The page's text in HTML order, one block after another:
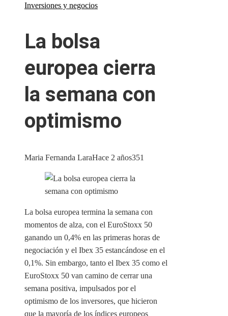
Inversiones y negocios
La bolsa
europea cierra
la semana con
optimismo
Maria Fernanda LaraHace 2 años351
La bolsa europea termina la semana con
momentos de alza, con el EuroStoxx 50
ganando un 0,4% en las primeras horas de
negociación y el Ibex 35 estancándose en el
0,1%. Sin embargo, tanto el Ibex 35 como el
EuroStoxx 50 van camino de cerrar una
semana positiva, impulsados ​​por el
optimismo de los inversores, que hicieron
que la mayoría de los índices europeos